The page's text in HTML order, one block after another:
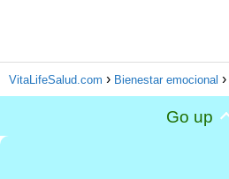
VitaLifeSalud.com Bienestar emocional
Go up